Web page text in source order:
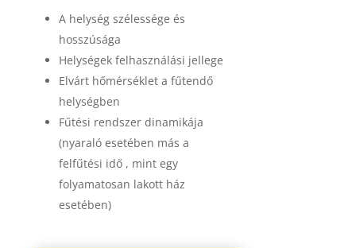
A helység szélessége és
hosszúsága
Helységek felhasználási jellege
Elvárt hőmérséklet a fűtendő
helységben
Fűtési rendszer dinamikája
(nyaraló esetében más a
felfűtési idő , mint egy
folyamatosan lakott ház
esetében)